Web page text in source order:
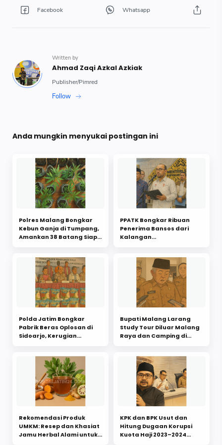
Anda mungkin menyukai postingan ini
Polres Malang Bongkar
Kebun Ganja di Tumpang,
Amankan 38 Batang Siap
PPATK Bongkar Ribuan
Penerima Bansos dari
Kalangan
Online
Polda Jatim Bongkar
Pabrik Beras Oplosan di
Sidoarjo, Kerugian
Bupati Malang Larang
Study Tour Diluar Malang
Raya dan Camping di
Rekomendasi Produk
UMKM: Resep dan Khasiat
Jamu Herbal Alami untuk
KPK dan BPK Usut dan
Hitung Dugaan Korupsi
Kuota Haji 2023–2024